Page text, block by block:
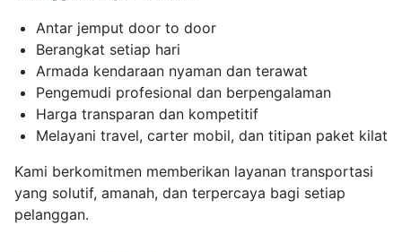
Antar jemput door to door
Berangkat setiap hari
Armada kendaraan nyaman dan terawat
Pengemudi profesional dan berpengalaman
Harga transparan dan kompetitif
Melayani travel, carter mobil, dan titipan paket kilat
Kami berkomitmen memberikan layanan transportasi
yang solutif, amanah, dan terpercaya bagi setiap
pelanggan.